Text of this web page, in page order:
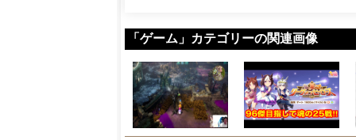
「ゲーム」カテゴリーの関連画像